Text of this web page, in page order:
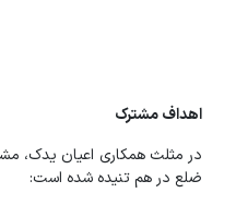
اهداف مشترک
در مثلث همکاری اعیان یدک،
ضلع در هم تنیده شده است: